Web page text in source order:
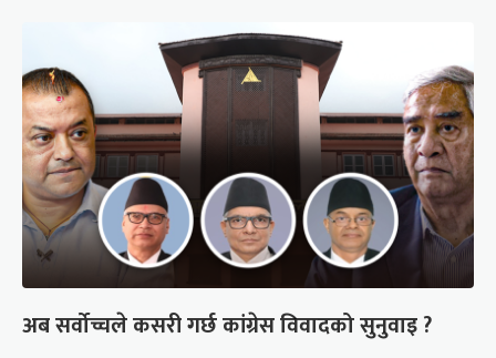
अब सर्वोच्चले कसरी गर्छ कांग्रेस विवादको सुनुवाइ ?